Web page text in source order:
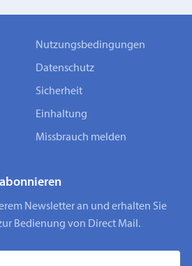
Nutzungsbedingungen
Datenschutz
Sicherheit
Einhaltung
Missbrauch melden
Newsletter an und erhalten Sie
Bedienung von Direct Mail.